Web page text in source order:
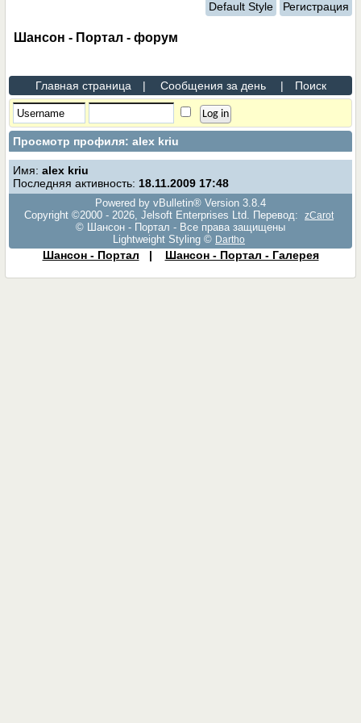
Default Style Регистрация
Шансон - Портал - форум
Главная страница | Сообщения за день | Поиск
Просмотр профиля: alex kriu
Имя:alex kriu
Последняя активность: 18.11.2009 17:48
Powered by vBulletin® Version 3.8.4
Copyright ©2000 - 2026, Jelsoft Enterprises Ltd. Перевод:
zCarot
© Шансон - Портал - Все права защищены
Lightweight Styling © Dartho
Шансон - Портал | Шансон - Портал - Галерея